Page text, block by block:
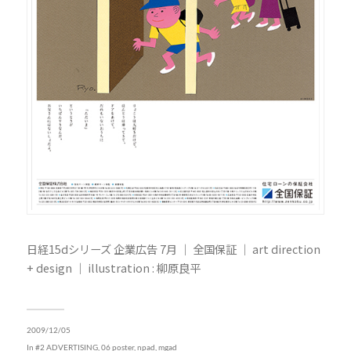
日経15dシリーズ 企業広告 7月 ｜ 全国保証 ｜ art direction
+ design ｜ illustration : 柳原良平
2009/12/05
In #2 ADVERTISING, 06 poster, npad, mgad